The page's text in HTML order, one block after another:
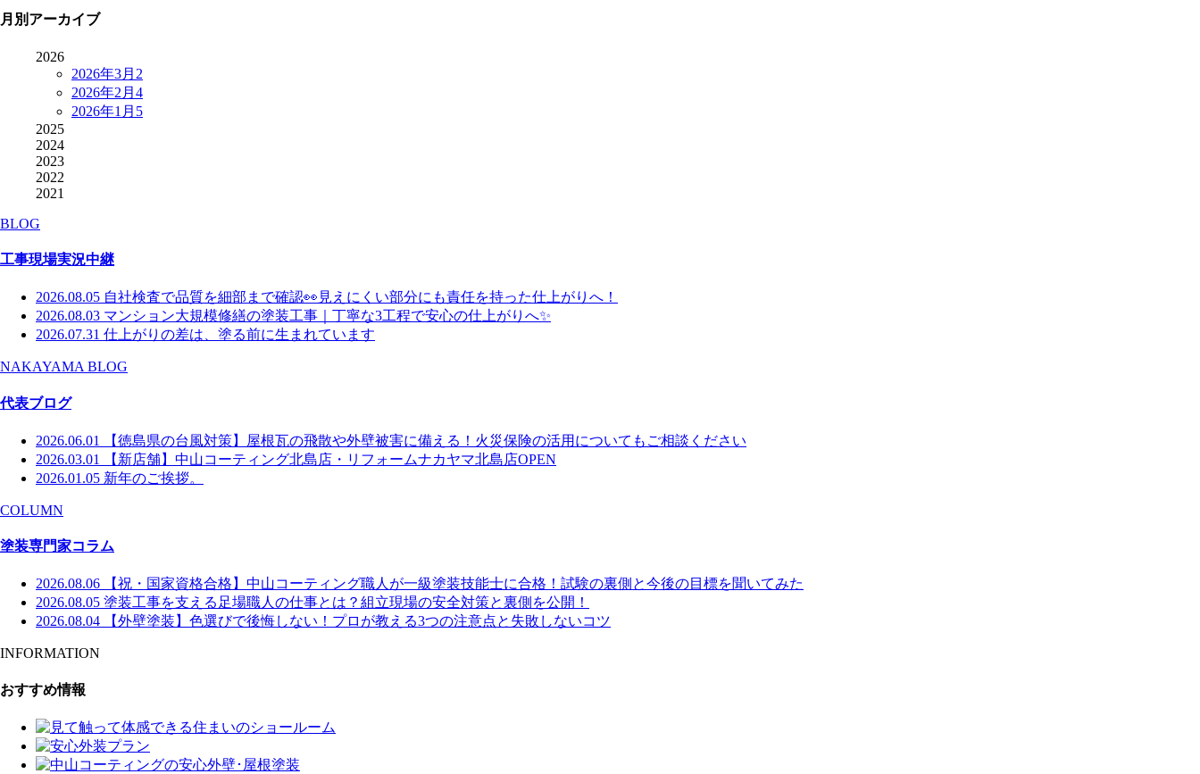
月別アーカイブ
2026
2026年3月 2
2026年2月 4
2026年1月 5
2025
2024
2023
2022
2021
BLOG
工事現場実況中継
2026.08.05 自社検査で品質を細部まで確認👀見えにくい部分にも責任を持った仕上がりへ！
2026.08.03 マンション大規模修繕の塗装工事｜丁寧な3工程で安心の仕上がりへ✨
2026.07.31 仕上がりの差は、塗る前に生まれています
NAKAYAMA BLOG
代表ブログ
2026.06.01
【徳島県の台風対策】屋根瓦の飛散や外壁被害に備える！火災保険の活用についてもご相談ください
2026.03.01
【新店舗】中山コーティング北島店・リフォームナカヤマ北島店OPEN
2026.01.05 新年のご挨拶。
COLUMN
塗装専門家コラム
2026.08.06
【祝・国家資格合格】中山コーティング職人が一級塗装技能士に合格！試験の裏側と今後の目標を聞いてみた
2026.08.05 塗装工事を支える足場職人の仕事とは？組立現場の安全対策と裏側を公開！
2026.08.04
【外壁塗装】色選びで後悔しない！プロが教える3つの注意点と失敗しないコツ
INFORMATION
おすすめ情報